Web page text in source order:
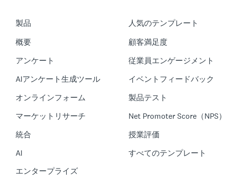
製品
概要
アンケート
AIアンケート生成ツール
オンラインフォーム
マーケットリサーチ
統合
AI
エンタープライズ
人気のテンプレート
顧客満足度
従業員エンゲージメント
イベントフィードバック
製品テスト
Net Promoter Score（NPS）
授業評価
すべてのテンプレート